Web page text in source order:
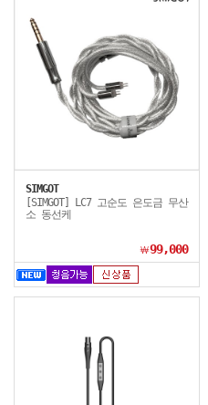
SIMGOT
[SIMGOT] LC7 고순도 은도금 무산
소 동선케
￦99,000